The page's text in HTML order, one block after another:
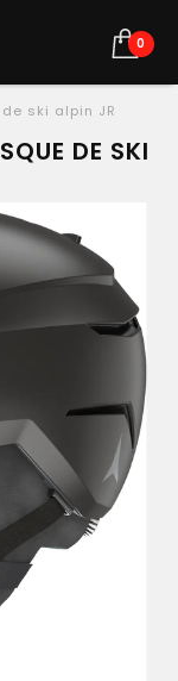
0
ski alpin JR
DE SKI